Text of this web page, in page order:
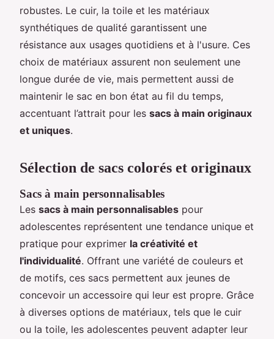
robustes. Le cuir, la toile et les matériaux
synthétiques de qualité garantissent une
résistance aux usages quotidiens et à l'usure. Ces
choix de matériaux assurent non seulement une
longue durée de vie, mais permettent aussi de
maintenir le sac en bon état au fil du temps,
accentuant l’attrait pour les sacs à main originaux
et uniques.
Sélection de sacs colorés et originaux
Sacs à main personnalisables
Les sacs à main personnalisables pour
adolescentes représentent une tendance unique et
pratique pour exprimer la créativité et
l'individualité. Offrant une variété de couleurs et
de motifs, ces sacs permettent aux jeunes de
concevoir un accessoire qui leur est propre. Grâce
à diverses options de matériaux, tels que le cuir
ou la toile, les adolescentes peuvent adapter leur